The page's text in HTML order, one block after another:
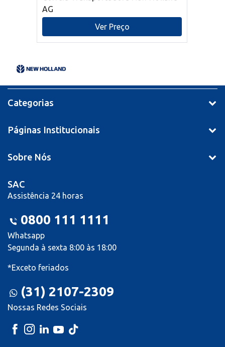
AG
Ver Preço
Categorias
Páginas Institucionais
Sobre Nós
SAC
Assistência 24 horas
0800 111 1111
Whatsapp
Segunda à sexta 8:00 às 18:00
*Exceto feriados
(31) 2107-2309
Nossas Redes Sociais